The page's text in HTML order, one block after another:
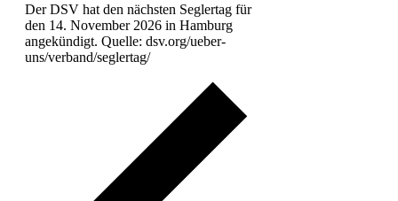
Der DSV hat den nächsten Seglertag für
den 14. November 2026 in Hamburg
angekündigt. Quelle: dsv.org/ueber-
uns/verband/seglertag/